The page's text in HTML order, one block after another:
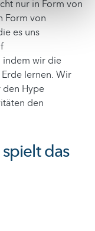
nur in Form von
Form von
es uns
indem wir die
lernen. Wir
Hype
den
das